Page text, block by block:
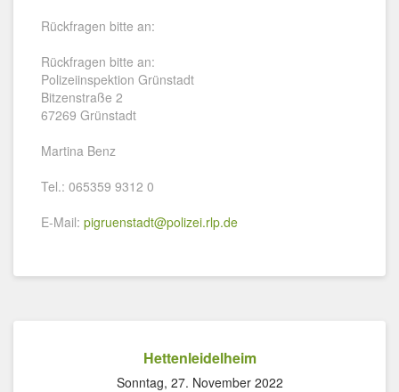
Rückfragen bitte an:
Rückfragen bitte an:
Polizeiinspektion Grünstadt
Bitzenstraße 2
67269 Grünstadt
Martina Benz
Tel.: 065359 9312 0
E-Mail: pigruenstadt@polizei.rlp.de
Hettenleidelheim
Sonntag, 27. November 2022